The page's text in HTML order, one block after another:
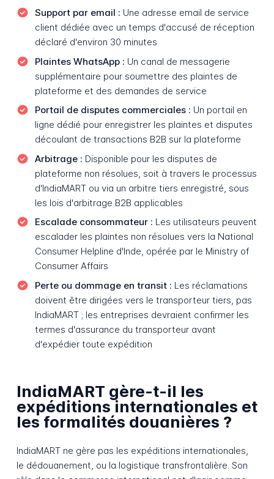
Support par email : Une adresse email de service
client dédiée avec un temps d'accusé de réception
déclaré d'environ 30 minutes
Plaintes WhatsApp : Un canal de messagerie
supplémentaire pour soumettre des plaintes de
plateforme et des demandes de service
Portail de disputes commerciales : Un portail en
ligne dédié pour enregistrer les plaintes et disputes
découlant de transactions B2B sur la plateforme
Arbitrage : Disponible pour les disputes de
plateforme non résolues, soit à travers le processus
d'IndiaMART ou via un arbitre tiers enregistré, sous
les lois d'arbitrage B2B applicables
Escalade consommateur : Les utilisateurs peuvent
escalader les plaintes non résolues vers la National
Consumer Helpline d'Inde, opérée par le Ministry of
Consumer Affairs
Perte ou dommage en transit : Les réclamations
doivent être dirigées vers le transporteur tiers, pas
IndiaMART ; les entreprises devraient confirmer les
termes d'assurance du transporteur avant
d'expédier toute expédition
IndiaMART gère-t-il les
expéditions internationales et
les formalités douanières ?
IndiaMART ne gère pas les expéditions internationales,
le dédouanement, ou la logistique transfrontalière. Son